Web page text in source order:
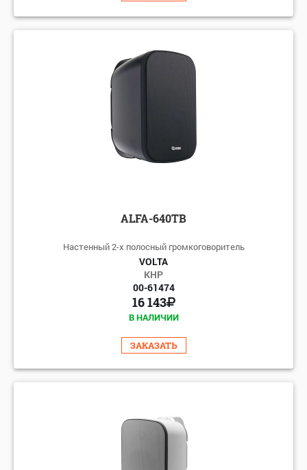
ALFA-640TB
Настенный 2-х полосный громкоговоритель
VOLTA
КНР
00-61474
16 143
В НАЛИЧИИ
ЗАКАЗАТЬ